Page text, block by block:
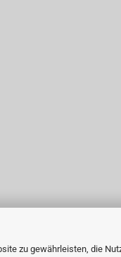
zu gewährleisten, die